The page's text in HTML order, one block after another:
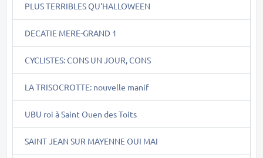
PLUS TERRIBLES QU'HALLOWEEN
DECATIE MERE-GRAND 1
CYCLISTES: CONS UN JOUR, CONS
LA TRISOCROTTE: nouvelle manif
UBU roi à Saint Ouen des Toits
SAINT JEAN SUR MAYENNE OUI MAI